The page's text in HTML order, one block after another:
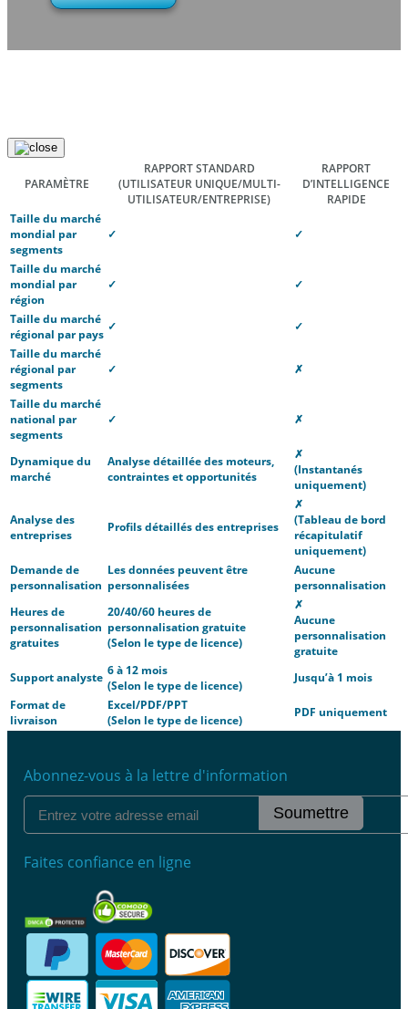
PARAMÈTRE
RAPPORT STANDARD
(UTILISATEUR UNIQUE/MULTI-
UTILISATEUR/ENTREPRISE)
RAPPORT
D’INTELLIGENCE
RAPIDE
Taille du marché
mondial par
segments
✓ ✓
Taille du marché
mondial par
région
✓ ✓
Taille du marché
régional par pays
✓
✓
Taille du marché
régional par
segments
✓ ✗
Taille du marché
national par
segments
✓ ✗
Dynamique du
marché
Analyse détaillée des moteurs,
contraintes et opportunités
✗
(Instantanés
uniquement)
Analyse des
entreprises
Profils détaillés des entreprises
✗
(Tableau de bord
récapitulatif
uniquement)
Demande de
personnalisation
Les données peuvent être
personnalisées
Aucune
personnalisation
Heures de
personnalisation
gratuites
20/40/60 heures de
personnalisation gratuite
(Selon le type de licence)
✗
Aucune
personnalisation
gratuite
Support analyste 6 à 12 mois
(Selon le type de licence)
Jusqu’à 1 mois
Format de
livraison
Excel/PDF/PPT
(Selon le type de licence)
PDF uniquement
Abonnez-vous à la lettre d'information
Soumettre
Faites confiance en ligne